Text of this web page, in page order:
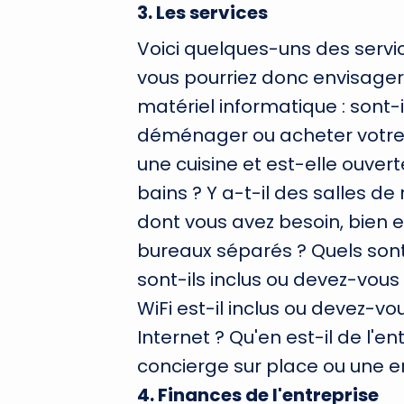
3.Les services
Voici quelques-uns des
vous pourriez donc
matériel informatique :
déménager ou acheter
une cuisine et est-elle
bains ? Y a-t-il des salles
dont vous avez besoin, bien
bureaux séparés ? Quels
sont-ils inclus ou devez-
WiFi est-il inclus ou devez-
Internet ? Qu'en est-il de
concierge sur place ou une
4.Finances de l'entreprise